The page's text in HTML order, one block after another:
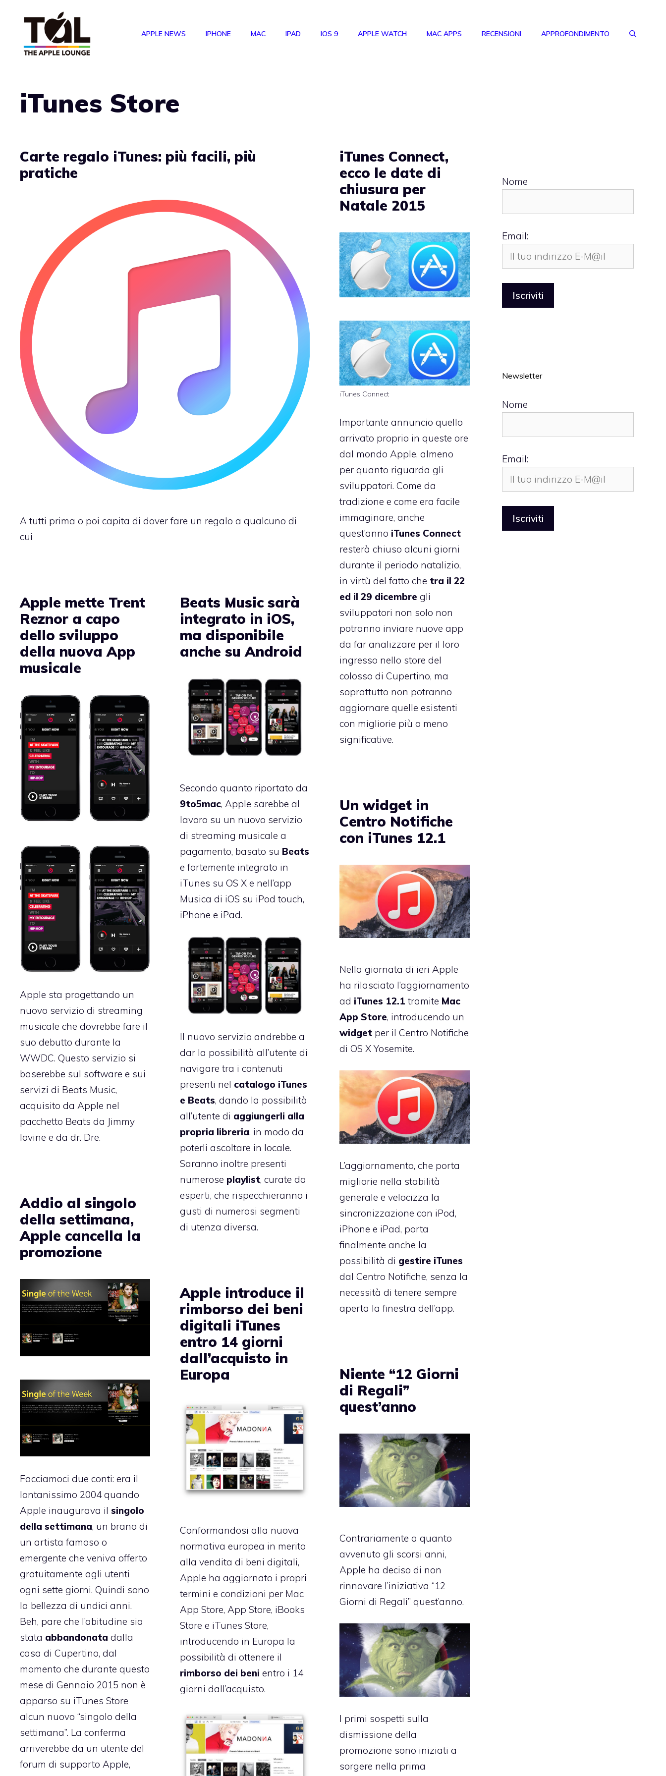
APPLE NEWS IPHONE MAC IPAD IOS 9 APPLE WATCH MAC APPS RECENSIONI APPROFONDIMENTO
iTunes Store
Carte regalo iTunes: più facili, più
pratiche
A tutti prima o poi capita di dover fare un regalo a qualcuno di
cui
iTunes Connect,
ecco le date di
chiusura per
Natale 2015
iTunes Connect
Importante annuncio quello
arrivato proprio in queste ore
dal mondo Apple, almeno
per quanto riguarda gli
sviluppatori. Come da
tradizione e come era facile
immaginare, anche
quest’anno iTunes Connect
resterà chiuso alcuni giorni
durante il periodo natalizio,
in virtù del fatto che tra il 22
ed il 29 dicembre gli
sviluppatori non solo non
potranno inviare nuove app
da far analizzare per il loro
ingresso nello store del
colosso di Cupertino, ma
soprattutto non potranno
aggiornare quelle esistenti
con migliorie più o meno
significative.
Apple mette Trent
Reznor a capo
dello sviluppo
della nuova App
musicale
Apple sta progettando un
nuovo servizio di streaming
musicale che dovrebbe fare il
suo debutto durante la
WWDC. Questo servizio si
baserebbe sul software e sui
servizi di Beats Music,
acquisito da Apple nel
pacchetto Beats da Jimmy
Iovine e da dr. Dre.
Beats Music sarà
integrato in iOS,
ma disponibile
anche su Android
Secondo quanto riportato da
9to5mac, Apple sarebbe al
lavoro su un nuovo servizio
di streaming musicale a
pagamento, basato su Beats
e fortemente integrato in
iTunes su OS X e nell’app
Musica di iOS su iPod touch,
iPhone e iPad.
Il nuovo servizio andrebbe a
dar la possibilità all’utente di
navigare tra i contenuti
presenti nel catalogo iTunes
e Beats, dando la possibilità
all’utente di aggiungerli alla
propria libreria, in modo da
poterli ascoltare in locale.
Saranno inoltre presenti
numerose playlist, curate da
esperti, che rispecchieranno i
gusti di numerosi segmenti
di utenza diversa.
Un widget in
Centro Notifiche
con iTunes 12.1
Nella giornata di ieri Apple
ha rilasciato l’aggiornamento
ad iTunes 12.1 tramite Mac
App Store, introducendo un
widget per il Centro Notifiche
di OS X Yosemite.
L’aggiornamento, che porta
migliorie nella stabilità
generale e velocizza la
sincronizzazione con iPod,
iPhone e iPad, porta
finalmente anche la
possibilità di gestire iTunes
dal Centro Notifiche, senza la
necessità di tenere sempre
aperta la finestra dell’app.
Addio al singolo
della settimana,
Apple cancella la
promozione
Facciamoci due conti: era il
lontanissimo 2004 quando
Apple inaugurava il singolo
della settimana, un brano di
un artista famoso o
emergente che veniva offerto
gratuitamente agli utenti
ogni sette giorni. Quindi sono
la bellezza di undici anni.
Beh, pare che l’abitudine sia
stata abbandonata dalla
casa di Cupertino, dal
momento che durante questo
mese di Gennaio 2015 non è
apparso su iTunes Store
alcun nuovo “singolo della
settimana”. La conferma
arriverebbe da un utente del
forum di supporto Apple,
Apple introduce il
rimborso dei beni
digitali iTunes
entro 14 giorni
dall’acquisto in
Europa
Conformandosi alla nuova
normativa europea in merito
alla vendita di beni digitali,
Apple ha aggiornato i propri
termini e condizioni per Mac
App Store, App Store, iBooks
Store e iTunes Store,
introducendo in Europa la
possibilità di ottenere il
rimborso dei beni entro i 14
giorni dall’acquisto.
Niente “12 Giorni
di Regali”
quest’anno
Contrariamente a quanto
avvenuto gli scorsi anni,
Apple ha deciso di non
rinnovare l’iniziativa “12
Giorni di Regali” quest’anno.
I primi sospetti sulla
dismissione della
promozione sono iniziati a
sorgere nella prima
Nome
Email:
Newsletter
Nome
Email: